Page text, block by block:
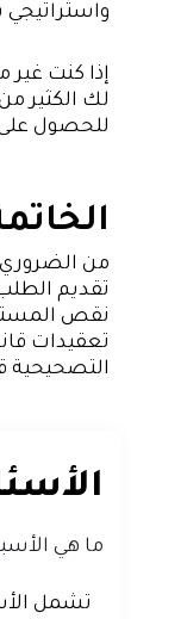
إذا كنت غير
لك الكثير
للحصول
من
تقديم
نقص
تعقيدات
التصحيحية
ما هي
تشمل